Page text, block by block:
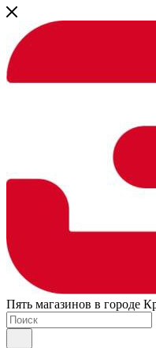
Пять магазинов в городе